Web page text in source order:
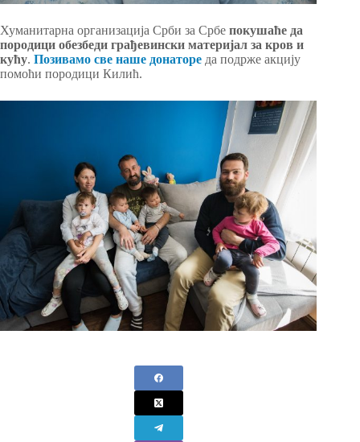
Хуманитарна организација Срби за Србе покушаће да
породици обезбеди грађевински материјал за кров и
кућу. Позивамо све наше донаторе да подрже акцију
помоћи породици Килић.